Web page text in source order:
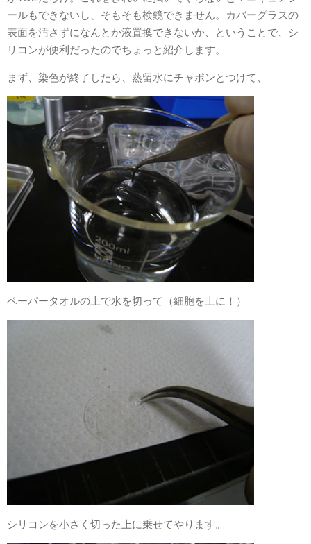
ールもできないし、そもそも検鏡できません。カバーグラスの
表面を汚さずになんとか液置換できないか、ということで、シ
リコンが便利だったのでちょっと紹介します。
まず、染色が終了したら、蒸留水にチャポンとつけて、
ペーパータオルの上で水を切って（細胞を上に！）
シリコンを小さく切った上に乗せてやります。